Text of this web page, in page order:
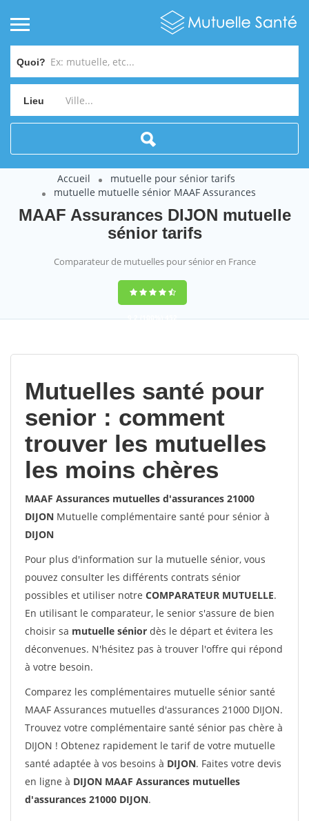
Quoi?
Lieu
Accueil
mutuelle pour sénior tarifs
mutuelle mutuelle sénior MAAF Assurances
MAAF Assurances DIJON mutuelle
sénior tarifs
Comparateur de mutuelles pour sénior en France
9,2(100%)452
Mutuelles santé pour
senior : comment
trouver les mutuelles
les moins chères
MAAF Assurances mutuelles d'assurances 21000
DIJON Mutuelle complémentaire santé pour sénior à
DIJON
Pour plus d'information sur la mutuelle sénior, vous
pouvez consulter les différents contrats sénior
possibles et utiliser notre COMPARATEUR MUTUELLE.
En utilisant le comparateur, le senior s'assure de bien
choisir sa mutuelle sénior dès le départ et évitera les
déconvenues. N'hésitez pas à trouver l'offre qui répond
à votre besoin.
Comparez les complémentaires mutuelle sénior santé
MAAF Assurances mutuelles d'assurances 21000 DIJON.
Trouvez votre complémentaire santé sénior pas chère à
DIJON ! Obtenez rapidement le tarif de votre mutuelle
santé adaptée à vos besoins à DIJON. Faites votre devis
en ligne à DIJON MAAF Assurances mutuelles
d'assurances 21000 DIJON.